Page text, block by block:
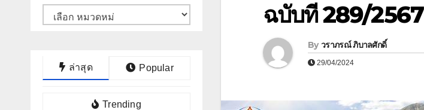
ล่าสุด Popular
Trending
ฉบับที่ 289/2567
By วราภรณ์ ภิบาลศักดิ์
29/04/2024